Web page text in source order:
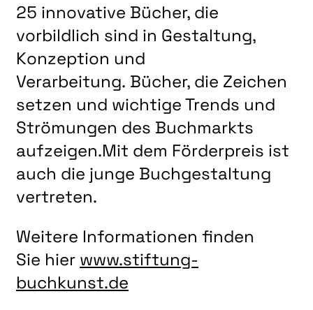
NATUR & STRUKTUR
ÜBER UNS
DER VEREIN
KUNSTHAUS R3
SPECKDRUMM HALLE
BEWERBUNG
UNSERE MITGLIEDER
VERANSTALTUNGEN UNSERER MITGLIEDER
BEFREUNDETE KUNSTVEREINE
25 innovative Bücher, die
vorbildlich sind in Gestaltung,
Konzeption und
Verarbeitung. Bücher, die Zeichen
setzen und wichtige Trends und
Strömungen des Buchmarkts
aufzeigen.Mit dem Förderpreis ist
auch die junge Buchgestaltung
vertreten.
Weitere Informationen finden
Sie hier www.stiftung-
buchkunst.de